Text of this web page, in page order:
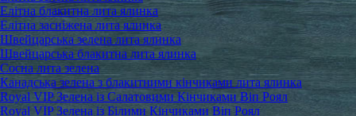
Елітна блакитна лита ялинка
Елітна засніжена лита ялинка
Швейцарська зелена лита ялинка
Швейцарська блакитна лита ялинка
Сосна лита зелена
Канадська зелена з блакитними кінчиками лита ялинка
Royal VIP Зелена із Салатовими Кінчиками Віп Роял
Royal VIP Зелена із Білими Кінчиками Віп Роял